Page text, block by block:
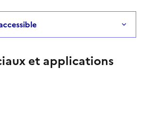
et applications